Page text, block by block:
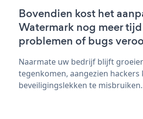
Bovendien kost het
Watermark nog meer
problemen of bugs
Naarmate uw bedrijf blijft
tegenkomen, aangezien
beveiligingslekken te misbruiken.